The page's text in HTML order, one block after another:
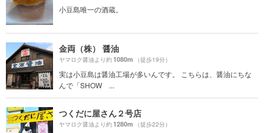
小豆島唯一の酒蔵。
金両（株） 醤油
ヤマロク醤油より約1080m （徒歩19分）
実は小豆島は醤油工場が多いんです。 こちらは、醤油にちな
んで「SHOW ...
つくだに屋さん２号店
ヤマロク醤油より約1280m （徒歩22分）